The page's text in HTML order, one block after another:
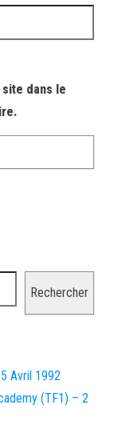
dans le
Rechercher
Avril 1992
(TF1) – 2